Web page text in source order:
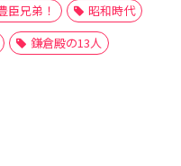
臣兄弟！
昭和時代
鎌倉殿の13人